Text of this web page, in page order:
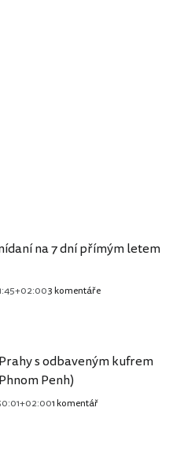
na 7 dní přímým letem
3 komentáře
s odbaveným kufrem
Penh)
1 komentář